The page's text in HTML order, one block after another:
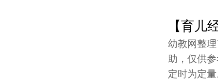
【育儿
幼教网整
助，仅供
定时为定